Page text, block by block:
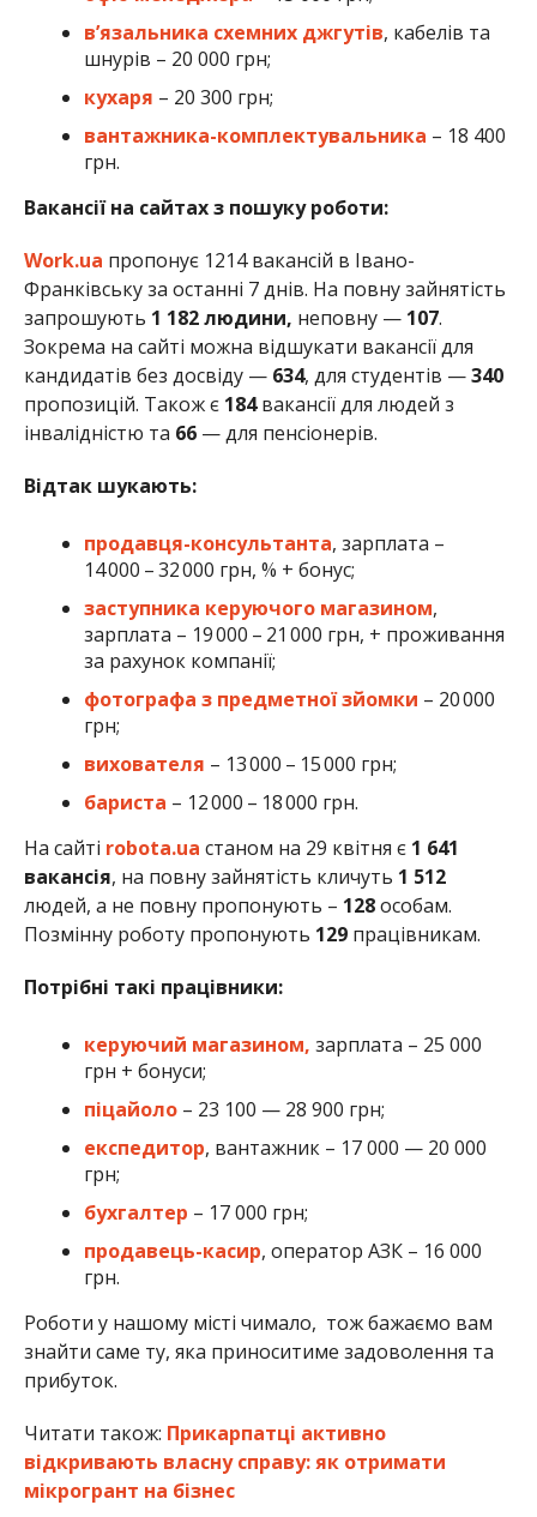
в’язальника схемних джгутів, кабелів та
шнурів – 20 000 грн;
кухаря – 20 300 грн;
вантажника-комплектувальника – 18 400
грн.
Вакансії на сайтах з пошуку роботи:
Work.ua пропонує 1214 вакансій в Івано-
Франківську за останні 7 днів. На повну зайнятість
запрошують 1 182 людини, неповну — 107.
Зокрема на сайті можна відшукати вакансії для
кандидатів без досвіду — 634, для студентів —340
пропозицій. Також є 184вакансії для людей з
інвалідністю та 66 — для пенсіонерів.
Відтак шукають:
продавця-консультанта, зарплата –
14 000 – 32 000 грн, % + бонус;
заступника керуючого магазином,
зарплата – 19 000 – 21 000 грн, + проживання
за рахунок компанії;
фотографа з предметної зйомки – 20 000
грн;
вихователя – 13 000 – 15 000 грн;
бариста – 12 000 – 18 000 грн.
На сайті robota.ua станом на 29 квітня є 1 641
вакансія, на повну зайнятість кличуть 1 512
людей, а не повну пропонують – 128особам.
Позмінну роботу пропонують 129працівникам.
Потрібні такі працівники:
керуючий магазином, зарплата – 25 000
грн + бонуси;
піцайоло– 23 100 — 28 900 грн;
експедитор, вантажник – 17 000 — 20 000
грн;
бухгалтер – 17 000 грн;
продавець-касир, оператор АЗК – 16 000
грн.
Роботи у нашому місті чимало, тож бажаємо вам
знайти саме ту, яка приноситиме задоволення та
прибуток.
Читати також: Прикарпатці активно
відкривають власну справу: як отримати
мікрогрант на бізнес